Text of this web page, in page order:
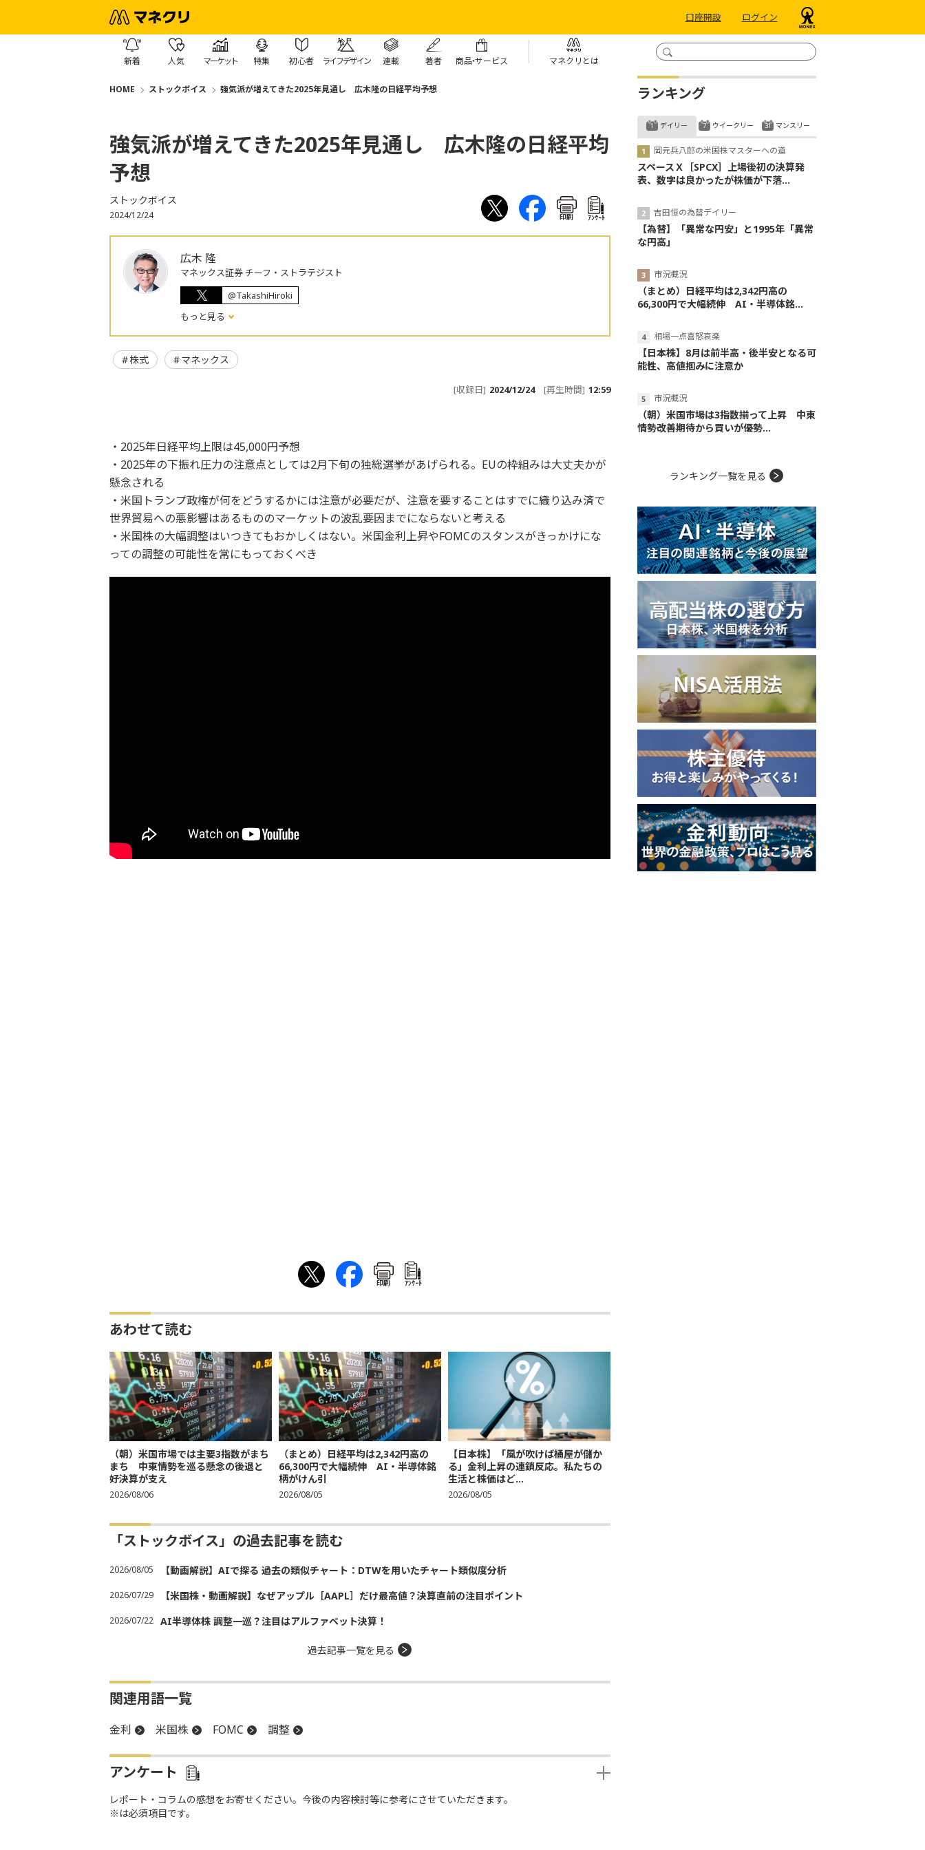
口座開設 ログイン
新着 人気 マーケット 特集 初心者 ライフデザイン 連載 著者 商品・サービス マネクリとは
HOME ストックボイス 強気派が増えてきた2025年見通し 広木隆の日経平均予想
強気派が増えてきた2025年見通し 広木隆の日経平均
予想
ストックボイス
2024/12/24 印刷 ｱﾝｹｰﾄ
広木 隆
マネックス証券 チーフ・ストラテジスト
@TakashiHiroki
もっと見る
株式 マネックス
[収録日] 2024/12/24 [再生時間] 12:59
・2025年日経平均上限は45,000円予想
・2025年の下振れ圧力の注意点としては2月下旬の独総選挙があげられる。EUの枠組みは大丈夫かが
懸念される
・米国トランプ政権が何をどうするかには注意が必要だが、注意を要することはすでに織り込み済で
世界貿易への悪影響はあるもののマーケットの波乱要因までにならないと考える
・米国株の大幅調整はいつきてもおかしくはない。米国金利上昇やFOMCのスタンスがきっかけにな
っての調整の可能性を常にもっておくべき
印刷 ｱﾝｹｰﾄ
あわせて読む
（朝）米国市場では主要3指数がまち
まち 中東情勢を巡る懸念の後退と
好決算が支え
2026/08/06
（まとめ）日経平均は2,342円高の
66,300円で大幅続伸 AI・半導体銘
柄がけん引
2026/08/05
【日本株】「風が吹けば桶屋が儲か
る」金利上昇の連鎖反応。私たちの
生活と株価はど...
2026/08/05
「ストックボイス」の過去記事を読む
2026/08/05 【動画解説】AIで探る 過去の類似チャート：DTWを用いたチャート類似度分析
2026/07/29 【米国株・動画解説】なぜアップル［AAPL］だけ最高値？決算直前の注目ポイント
2026/07/22 AI半導体株 調整一巡？注目はアルファベット決算！
過去記事一覧を見る
関連用語一覧
金利 米国株 FOMC 調整
アンケート
レポート・コラムの感想をお寄せください。今後の内容検討等に参考にさせていただきます。
※は必須項目です。
ランキング
デイリー
岡元兵八郎の米国株マスターへの道
スペースＸ［SPCX］上場後初の決算発
表、数字は良かったが株価が下落...
吉田恒の為替デイリー
【為替】「異常な円安」と1995年「異常
な円高」
市況概況
（まとめ）日経平均は2,342円高の
66,300円で大幅続伸 AI・半導体銘...
相場一点喜怒哀楽
【日本株】8月は前半高・後半安となる可
能性、高値掴みに注意か
市況概況
（朝）米国市場は3指数揃って上昇 中東
情勢改善期待から買いが優勢...
ウイークリー マンスリー
ランキング一覧を見る